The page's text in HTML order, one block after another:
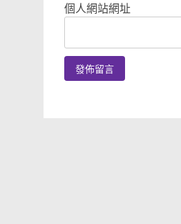
個人網站網址